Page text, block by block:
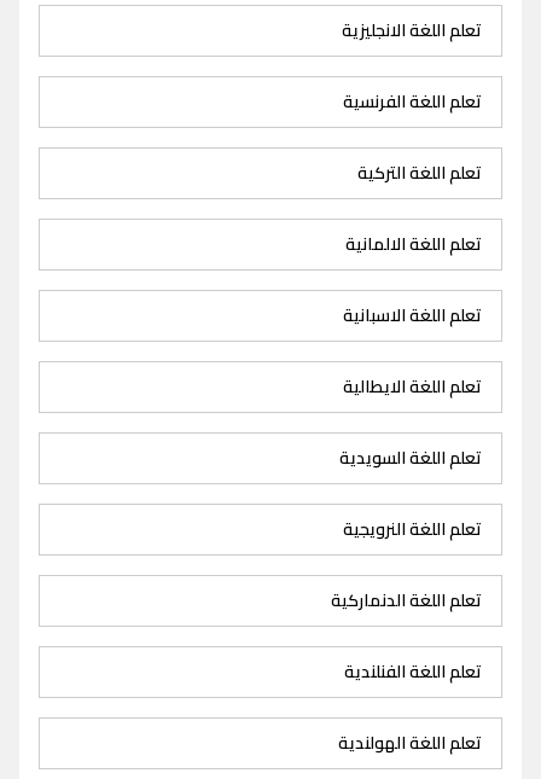
تعلم اللغة الانجليزية
تعلم اللغة الفرنسية
تعلم اللغة التركية
تعلم اللغة الالمانية
تعلم اللغة الاسبانية
تعلم اللغة الايطالية
تعلم اللغة السويدية
تعلم اللغة النرويجية
تعلم اللغة الدنماركية
تعلم اللغة الفنلندية
تعلم اللغة الهولندية